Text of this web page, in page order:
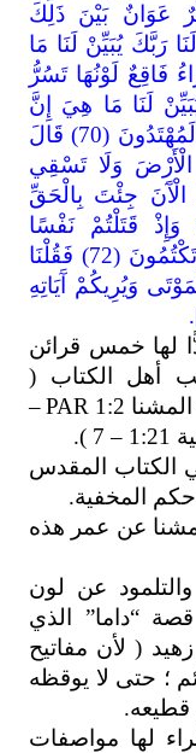
عَوَانٌ بَيْنَ ذَلِكَ
قَالُوا ادْعُ لَنَا رَبَّكَ يُبَيِّنْ لَنَا مَا
فَاقِعٌ لَوْنُهَا تَسُرُّ
رَبَّكَ يُبَيِّنْ لَنَا مَا هِيَ إِنَّ
الْبَقَرَ تَشَابَهَ عَلَيْنَا وَإِنَّا إِنْ شَاءَ اللَّهُ لَمُهْتَدُونَ (70) قَالَ
الْأَرْضَ وَلَا تَسْقِي
الْآَنَ جِئْتَ بِالْحَقِّ
وَمَا كَادُوا يَفْعَلُونَ (71) وَإِذْ قَتَلْتُمْ نَفْسًا
فَادَّارَأْتُمْ فِيهَا وَاللَّهُ مُخْرِجٌ مَا كُنْتُمْ تَكْتُمُونَ (72) فَقُلْنَا
وَيُرِيكُمْ آَيَاتِهِ
لها خمس قرائن
أهل الكتاب (
1:2
PAR
–
الكتاب المقدس
المخفية.
عن عمر هذه
عن لون
“داما” الذي
( لأن مفاتيح
؛ حتى لا يوقظه
قطيعه.
لها مواصفات